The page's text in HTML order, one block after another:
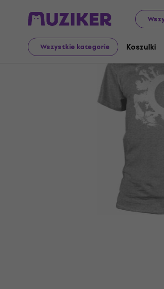
Wszystkie kategorie Koszulki
Merch Towar muzyczny Koszulki
Sprzedaż zakończona